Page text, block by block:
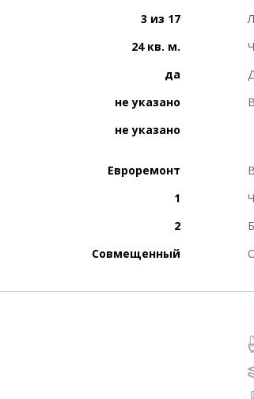
3 из 17
24 кв. м.
да
не указано
не указано
Евроремонт
1
2
Совмещенный